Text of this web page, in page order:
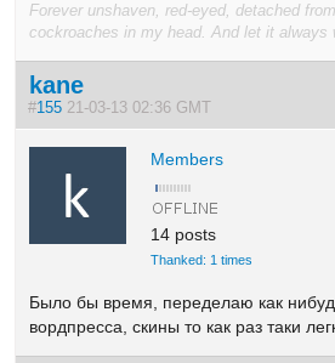
Forever unshaven, red-eyed, detached
cockroaches in my head. And let it always
kane
#155 21-03-13 02:36 GMT
Members
14 posts
Thanked: 1 times
Было бы время, переделаю как
вордпресса, скины то как раз таки